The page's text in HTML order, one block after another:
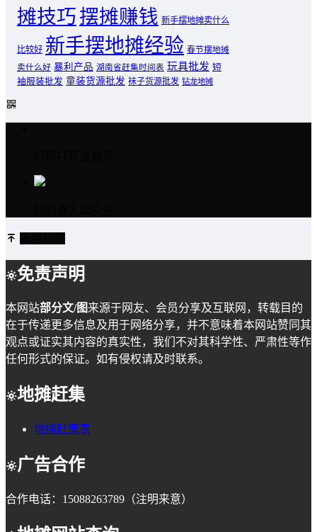
摊技巧摆摊赚钱 新手摆地摊卖什么
比较好 新手摆地摊经验 春节摆地摊
卖什么好 暴利产品 湖南省赶集时间表 玩具批发 短
袖服装批发 童装货源批发 袜子货源批发 钻龙地摊
免责声明
本网站部分文/图来源于网友、会员分享及互联网，转载目的
在于传递更多信息及用于网络分享，并不意味着本网站赞同其
观点或证实其内容的真实性，我们不对其科学性、严肃性等作
任何形式的保证。如有侵权请及时联系。
地摊赶集
地摊赶集表
广告合作
合作电话：15088263789（注明来意）